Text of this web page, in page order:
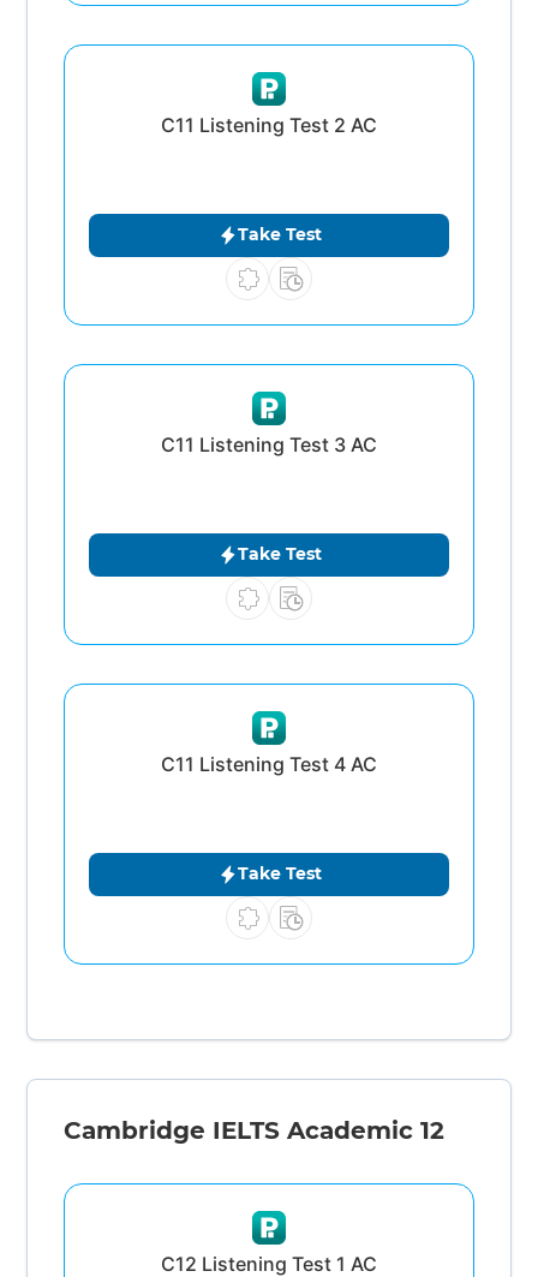
C11 Listening Test 2 AC
Take Test
C11 Listening Test 3 AC
Take Test
C11 Listening Test 4 AC
Take Test
Cambridge IELTS Academic 12
C12 Listening Test 1 AC